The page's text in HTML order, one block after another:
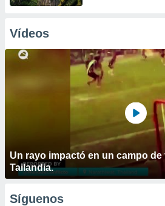
Vídeos
Un rayo impactó en un campo
Tailandia.
Síguenos